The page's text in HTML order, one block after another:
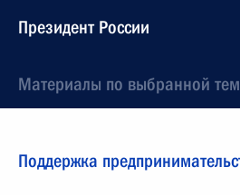
Президент России
Материалы по выбранной
Поддержка